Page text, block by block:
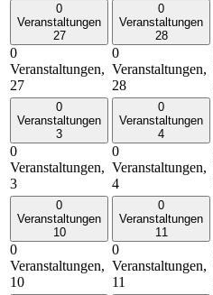
0
Veranstaltungen
27
0
Veranstaltungen,
27
0
Veranstaltungen
28
0
Veranstaltungen,
28
0
Veranstaltungen
3
0
Veranstaltungen,
3
0
Veranstaltungen
4
0
Veranstaltungen,
4
0
Veranstaltungen
10
0
Veranstaltungen,
10
0
Veranstaltungen
11
0
Veranstaltungen,
11